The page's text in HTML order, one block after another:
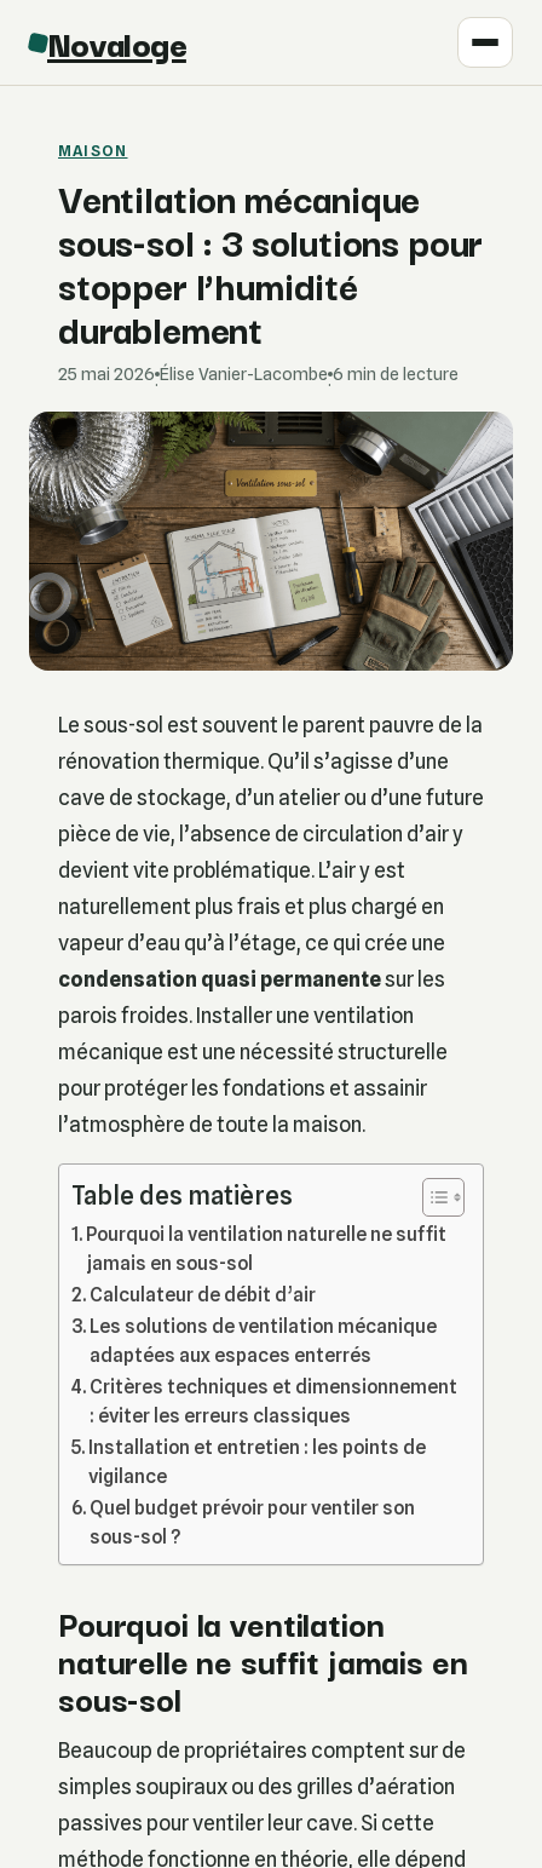
Novaloge
MAISON
Ventilation mécanique
sous-sol : 3 solutions pour
stopper l’humidité
durablement
25 mai 2026
·
Élise Vanier-Lacombe
·
6 min de lecture
Le sous-sol est souvent le parent pauvre de la
rénovation thermique. Qu’il s’agisse d’une
cave de stockage, d’un atelier ou d’une future
pièce de vie, l’absence de circulation d’air y
devient vite problématique. L’air y est
naturellement plus frais et plus chargé en
vapeur d’eau qu’à l’étage, ce qui crée une
condensation quasi permanentesur les
parois froides. Installer une ventilation
mécanique est une nécessité structurelle
pour protéger les fondations et assainir
l’atmosphère de toute la maison.
Table des matières
Pourquoi la ventilation naturelle ne suffit
jamais en sous-sol
Calculateur de débit d’air
Les solutions de ventilation mécanique
adaptées aux espaces enterrés
Critères techniques et dimensionnement
: éviter les erreurs classiques
Installation et entretien : les points de
vigilance
Quel budget prévoir pour ventiler son
sous-sol ?
Pourquoi la ventilation
naturelle ne suffit jamais en
sous-sol
Beaucoup de propriétaires comptent sur de
simples soupiraux ou des grilles d’aération
passives pour ventiler leur cave. Si cette
méthode fonctionne en théorie, elle dépend